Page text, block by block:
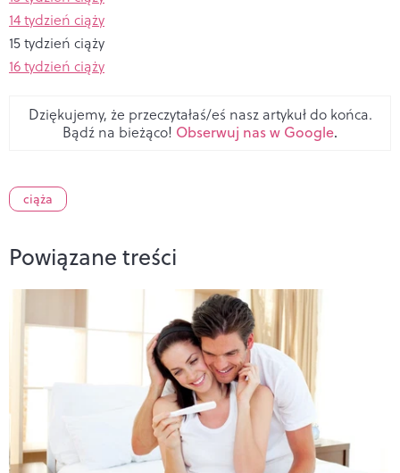
14 tydzień ciąży
15 tydzień ciąży
16 tydzień ciąży
Dziękujemy, że przeczytałaś/eś nasz artykuł do końca.
Bądź na bieżąco! Obserwuj nas w Google.
ciąża
Powiązane treści